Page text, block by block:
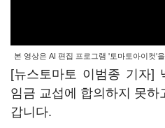
본 영상은 AI 편집 프로그램 '토마토아이컷'
[뉴스토마토 이범종 기자]
임금 교섭에 합의하지 못하
갑니다.